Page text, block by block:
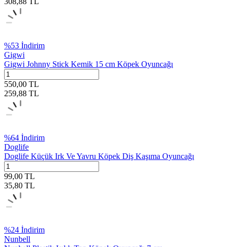
%53 İndirim
Gigwi
Gigwi Johnny Stick Kemik 15 cm Köpek Oyuncağı
550,00 TL
259,88 TL
%64 İndirim
Doglife
Doglife Küçük Irk Ve Yavru Köpek Diş Kaşıma Oyuncağı
99,00 TL
35,80 TL
%24 İndirim
Nunbell